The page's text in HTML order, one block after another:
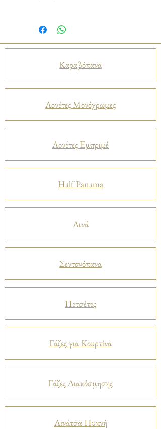
Καραβόπανα
Λονέτες Μονόχρωμες
Λονέτες Εμπριμέ
Half Panama
Λινά
Σεντονόπανα
Πετσέτες
Γάζες για Κουρτίνα
Γάζες Διακόσμησης
Λινάτσα Πυκνή